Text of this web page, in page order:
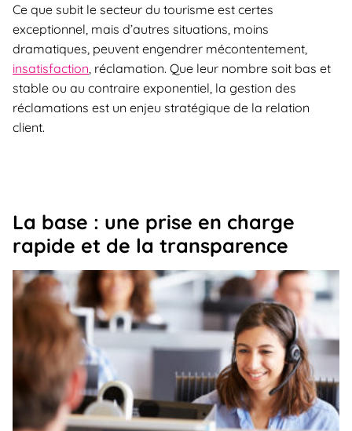
Ce que subit le secteur du tourisme est certes
exceptionnel, mais d’autres situations, moins
dramatiques, peuvent engendrer mécontentement,
insatisfaction , réclamation. Que leur nombre soit bas et
stable ou au contraire exponentiel, la gestion des
réclamations est un enjeu stratégique de la relation
client.
La base : une prise en charge
rapide et de la transparence